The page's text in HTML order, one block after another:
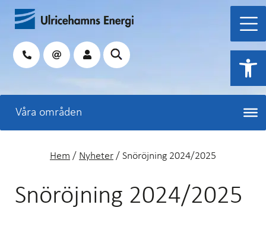
Hoppa
innehåll
Sök
Hem / Nyheter / Snöröjning 2024/2025
Snöröjning 2024/2025